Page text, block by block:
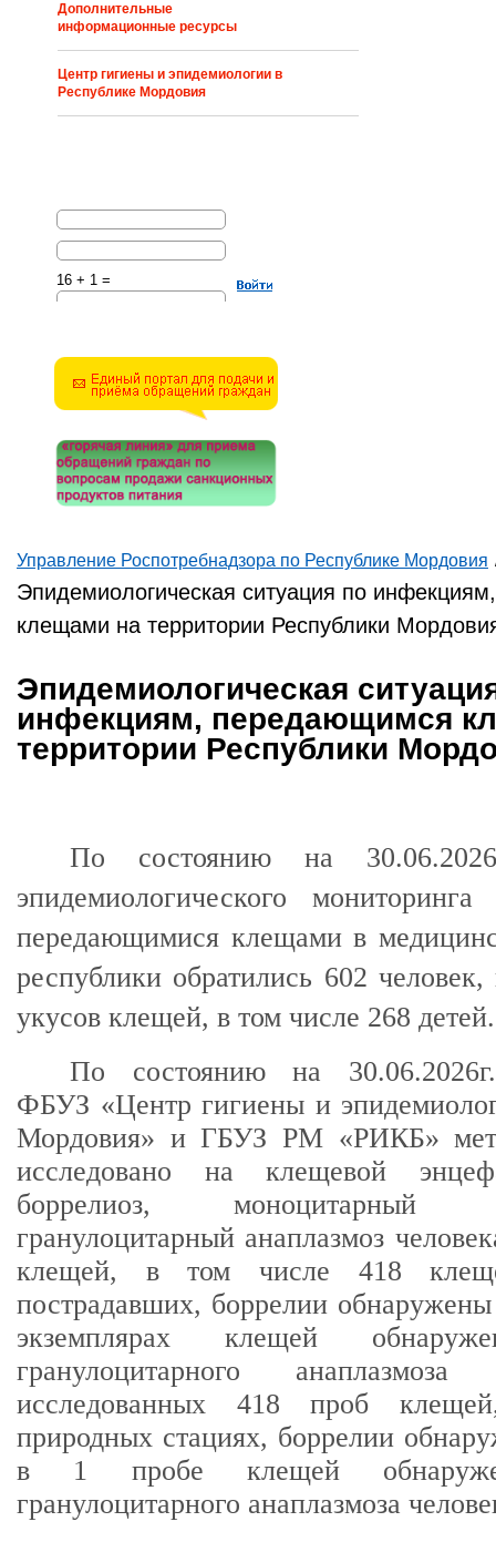
Дополнительные
информационные ресурсы
Центр гигиены и эпидемиологии в
Республике Мордовия
16 + 1 =
Вы здесь
Управление Роспотребнадзора по Республике Мордовия
Эпидемиологическая ситуация по
клещами на территории Республики
Эпидемиологическая
инфекциям, передающимся
территории Республики
По состоянию на
эпидемиологического
передающимися клещами в
республики обратились 602
укусов клещей, в том числе 268 детей.
По состоянию на 30.06.2026г.
ФБУЗ «Центр гигиены и
Мордовия» и ГБУЗ РМ «РИКБ»
исследовано на клещевой
боррелиоз,
гранулоцитарный анаплазмоз
клещей, в том числе 418
пострадавших, боррелии
экземплярах клещей
гранулоцитарного
исследованных 418 проб
природных стациях, боррелии
в 1 пробе клещей обнаружен
гранулоцитарного анаплазмоза